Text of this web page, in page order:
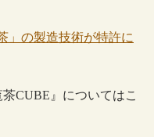
」の製造技術が特許に
茶CUBE 』についてはこ